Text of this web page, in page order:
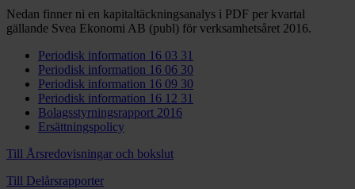
Nedan finner ni en kapitaltäckningsanalys i PDF per kvartal
gällande Svea Ekonomi AB (publ) för verksamhetsåret 2016.
Periodisk information 16 03 31
Periodisk information 16 06 30
Periodisk information 16 09 30
Periodisk information 16 12 31
Bolagsstyrningsrapport 2016
Ersättningspolicy
Till Årsredovisningar och bokslut
Till Delårsrapporter